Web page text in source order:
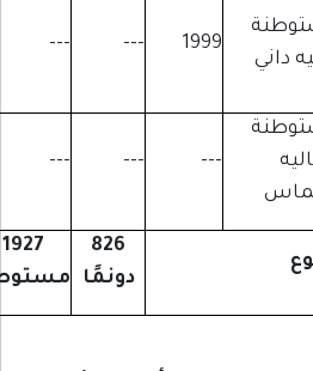
1999
---
---
---
---
---
1927
مستوطنًا